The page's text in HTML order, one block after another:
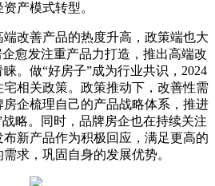
产模式转型。
善产品的热度升高，政策端也大
愈发注重产品力打造，推出高端改
。做“好房子”成为行业共识，2024
相关政策。政策推动下，改善性需
企梳理自己的产品战略体系，推进
略。同时，品牌房企也在持续关注
新产品作为积极回应，满足更高的
求，巩固自身的发展优势。